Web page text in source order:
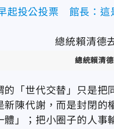
起投公投票 館長：這
總統賴清
「世代交替」只是把
陳代謝，而是封閉的
」；把小圈子的人